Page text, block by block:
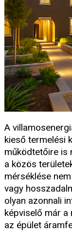
A
kieső termelési
működtetőire is
a közös
mérséklése
vagy
olyan azonnali
képviselő már a
az épület